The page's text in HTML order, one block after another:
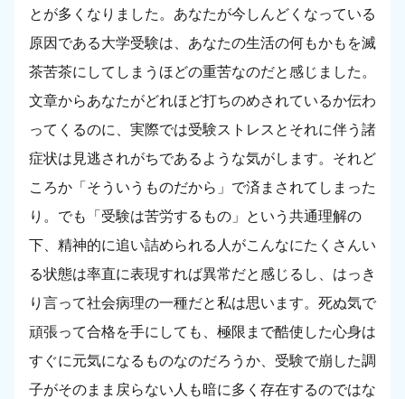
とが多くなりました。あなたが今しんどくなっている
原因である大学受験は、あなたの生活の何もかもを滅
茶苦茶にしてしまうほどの重苦なのだと感じました。
文章からあなたがどれほど打ちのめされているか伝わ
ってくるのに、実際では受験ストレスとそれに伴う諸
症状は見逃されがちであるような気がします。それど
ころか「そういうものだから」で済まされてしまった
り。でも「受験は苦労するもの」という共通理解の
下、精神的に追い詰められる人がこんなにたくさんい
る状態は率直に表現すれば異常だと感じるし、はっき
り言って社会病理の一種だと私は思います。死ぬ気で
頑張って合格を手にしても、極限まで酷使した心身は
すぐに元気になるものなのだろうか、受験で崩した調
子がそのまま戻らない人も暗に多く存在するのではな